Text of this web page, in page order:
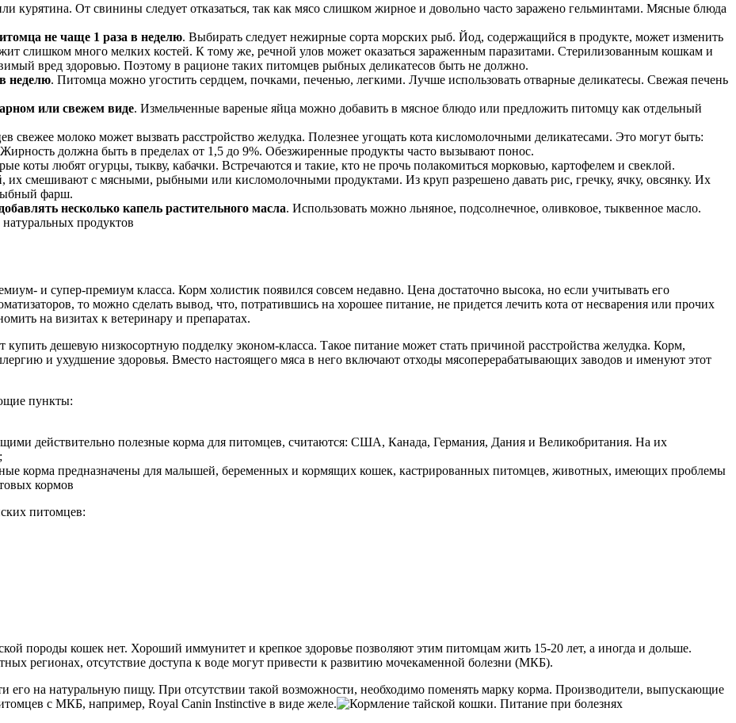
курятина. От свинины следует отказаться, так как мясо слишком жирное и довольно часто заражено гельминтами. Мясные блюда
не чаще 1 раза в неделю. Выбирать следует нежирные сорта морских рыб. Йод, содержащийся в продукте, может изменить
слишком много мелких костей. К тому же, речной улов может оказаться зараженным паразитами. Стерилизованным кошкам и
вред здоровью. Поэтому в рационе таких питомцев рыбных деликатесов быть не должно.
неделю. Питомца можно угостить сердцем, почками, печенью, легкими. Лучше использовать отварные деликатесы. Свежая печень
или свежем виде. Измельченные вареные яйца можно добавить в мясное блюдо или предложить питомцу как отдельный
свежее молоко может вызвать расстройство желудка. Полезнее угощать кота кисломолочными деликатесами. Это могут быть:
Жирность должна быть в пределах от 1,5 до 9%. Обезжиренные продукты часто вызывают понос.
коты любят огурцы, тыкву, кабачки. Встречаются и такие, кто не прочь полакомиться морковью, картофелем и свеклой.
их смешивают с мясными, рыбными или кисломолочными продуктами. Из круп разрешено давать рис, гречку, ячку, овсянку. Их
фарш.
несколько капель растительного масла. Использовать можно льняное, подсолнечное, оливковое, тыквенное масло.
и супер-премиум класса. Корм холистик появился совсем недавно. Цена достаточно высока, но если учитывать его
то можно сделать вывод, что, потратившись на хорошее питание, не придется лечить кота от несварения или прочих
на визитах к ветеринару и препаратах.
купить дешевую низкосортную подделку эконом-класса. Такое питание может стать причиной расстройства желудка. Корм,
и ухудшение здоровья. Вместо настоящего мяса в него включают отходы мясоперерабатывающих заводов и именуют этот
пункты:
действительно полезные корма для питомцев, считаются: США, Канада, Германия, Дания и Великобритания. На их
корма предназначены для малышей, беременных и кормящих кошек, кастрированных питомцев, животных, имеющих проблемы
питомцев:
породы кошек нет. Хороший иммунитет и крепкое здоровье позволяют этим питомцам жить 15-20 лет, а иногда и дольше.
регионах, отсутствие доступа к воде могут привести к развитию мочекаменной болезни (МКБ).
его на натуральную пищу. При отсутствии такой возможности, необходимо поменять марку корма. Производители, выпускающие
с МКБ, например, Royal Canin Instinctive в виде желе.